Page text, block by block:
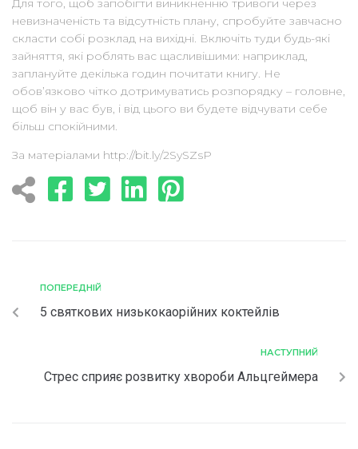
невизначеність та відсутність плану, спробуйте завчасно
скласти собі розклад на вихідні. Включіть туди будь-які
зайняття, які роблять вас щасливішими: наприклад,
заплануйте декілька годин почитати книгу. Не
обов’язково чітко дотримуватись розпорядку – головне,
щоб він у вас був, і від цього ви будете відчувати себе
більш спокійними.
За матеріалами http://bit.ly/2SySZsP
ПОПЕРЕДНІЙ
5 святкових низькокаорійних коктейлів
НАСТУПНИЙ
Стрес сприяє розвитку хвороби Альцгеймера